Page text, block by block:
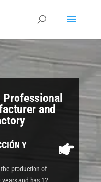
and

Y
the production of
and has 12